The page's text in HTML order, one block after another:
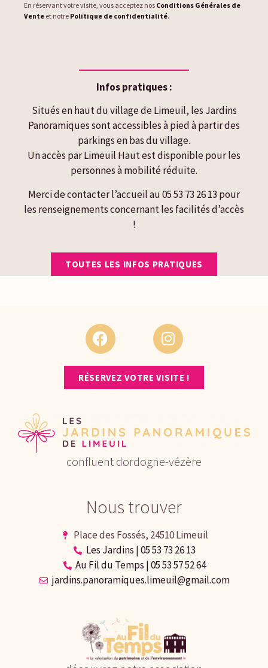
En réservant votre visite, vous acceptez nos Conditions Générales de
Vente et notre Politique de confidentialité.
Infos pratiques :
Situés en haut du village de Limeuil, les Jardins
Panoramiques sont accessibles à pied à partir des
parkings en bas du village.
Un accès par Limeuil Haut est disponible pour les
personnes à mobilité réduite.
Merci de contacter l’accueil au 05 53 73 26 13 pour
les renseignements concernant les facilités d’accès
!
TOUTES LES INFOS PRATIQUES
RÉSERVEZ VOTRE VISITE !
confluent dordogne-vézère
Nous trouver
Place des Fossés, 24510 Limeuil
Les Jardins | 05 53 73 26 13
Au Fil du Temps | 05 53 57 52 64
jardins.panoramiques.limeuil@gmail.com